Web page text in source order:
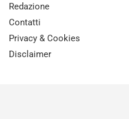
Redazione
Contatti
Privacy & Cookies
Disclaimer